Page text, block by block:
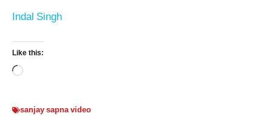
Indal Singh
Like this:
Loading…
sanjay sapna video